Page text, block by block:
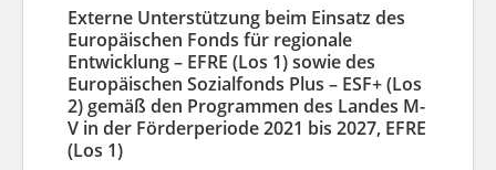
Über uns
Projekte
Publikationen
Gesellschafter
Externe Unterstützung beim Einsatz des
Europäischen Fonds für regionale
Entwicklung – EFRE (Los 1) sowie des
Europäischen Sozialfonds Plus – ESF+ (Los
2) gemäß den Programmen des Landes M-
V in der Förderperiode 2021 bis 2027, EFRE
(Los 1)